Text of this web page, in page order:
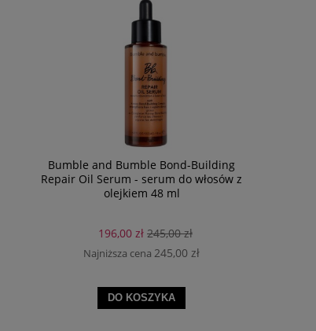
Bumble and Bumble Bond-Building
Repair Oil Serum - serum do włosów z
olejkiem 48 ml
196,00 zł 245,00 zł
Najniższa cena 245,00 zł
DO KOSZYKA